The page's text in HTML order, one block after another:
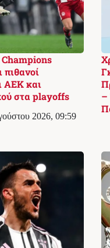
πιθανοί
ΑΕΚ και
στα playoffs
2026, 09:59
–